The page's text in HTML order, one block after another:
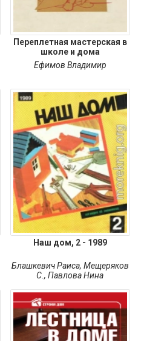
Переплетная мастерская в
школе и дома
Ефимов Владимир
Наш дом, 2 - 1989
Блашкевич Раиса, Мещеряков
С.,Павлова Нина